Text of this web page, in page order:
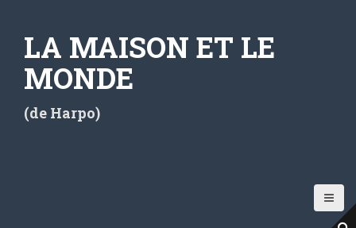
LA MAISON ET LE
MONDE
(de Harpo)